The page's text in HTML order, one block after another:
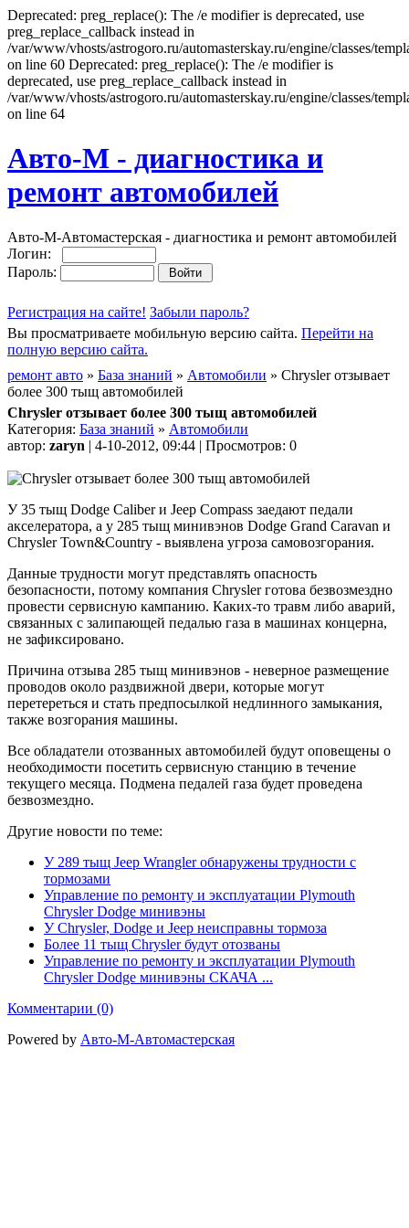
Deprecated: preg_replace(): The /e modifier is deprecated, use
preg_replace_callback instead in
/var/www/vhosts/astrogoro.ru/automasterskay.ru/engine/classes/
on line 60 Deprecated: preg_replace(): The /e modifier is
deprecated, use preg_replace_callback instead in
/var/www/vhosts/astrogoro.ru/automasterskay.ru/engine/classes/
on line 64
Авто-М - диагностика и
ремонт автомобилей
Авто-М-Автомастерская - диагностика и ремонт автомобилей
Логин:
Пароль:
Регистрация на сайте! Забыли пароль?
Вы просматриваете мобильную версию сайта. Перейти на
полную версию сайта.
ремонт авто » База знаний » Автомобили » Chrysler отзывает
более 300 тыщ автомобилей
Chrysler отзывает более 300 тыщ автомобилей
Категория: База знаний » Автомобили
автор: zaryn | 4-10-2012, 09:44 | Просмотров: 0
У 35 тыщ Dodge Caliber и Jeep Compass заедают педали
акселератора, а у 285 тыщ минивэнов Dodge Grand Caravan и
Chrysler Town&Country - выявлена угроза самовозгорания.
Данные трудности могут представлять опасность
безопасности, потому компания Chrysler готова безвозмездно
провести сервисную кампанию. Каких-то травм либо аварий,
связанных с залипающей педалью газа в машинах концерна,
не зафиксировано.
Причина отзыва 285 тыщ минивэнов - неверное размещение
проводов около раздвижной двери, которые могут
перетереться и стать предпосылкой недлинного замыкания,
также возгорания машины.
Все обладатели отозванных автомобилей будут оповещены о
необходимости посетить сервисную станцию в течение
текущего месяца. Подмена педалей газа будет проведена
безвозмездно.
Другие новости по теме:
У 289 тыщ Jeep Wrangler обнаружены трудности с
тормозами
Управление по ремонту и эксплуатации Plymouth
Chrysler Dodge минивэны
У Chrysler, Dodge и Jeep неисправны тормоза
Более 11 тыщ Chrysler будут отозваны
Управление по ремонту и эксплуатации Plymouth
Chrysler Dodge минивэны СКАЧА ...
Комментарии (0)
Powered by Авто-М-Автомастерская